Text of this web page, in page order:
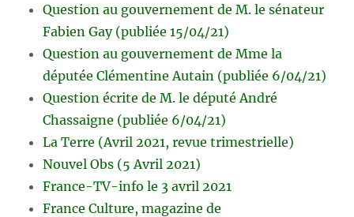
Question au gouvernement de M. le sénateur
Fabien Gay (publiée 15/04/21)
Question au gouvernement de Mme la
députée Clémentine Autain (publiée 6/04/21)
Question écrite de M. le député André
Chassaigne (publiée 6/04/21)
La Terre (Avril 2021, revue trimestrielle)
Nouvel Obs (5 Avril 2021)
France-TV-info le 3 avril 2021
France Culture, magazine de